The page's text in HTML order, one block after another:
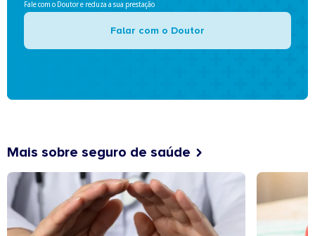
Fale com o Doutor e reduza a sua prestação
Falar com o Doutor
Mais sobre seguro de saúde